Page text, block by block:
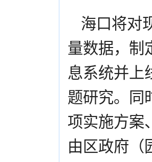
海口将对
量数据，制
息系统并上
题研究。同
项实施方案
由区政府（